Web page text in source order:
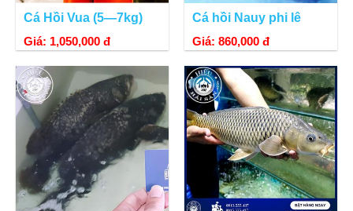
Cá Hồi Vua (5—7kg)
Giá: 1,050,000 đ
Cá hồi Nauy phi lê
Giá: 860,000 đ